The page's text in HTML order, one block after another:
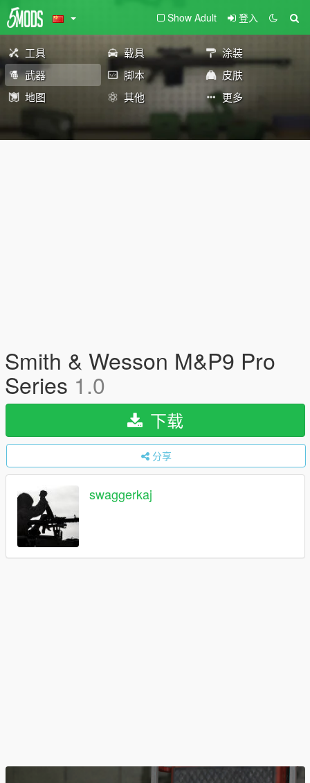
Show Adult 登入
工具 载具
涂装
武器
脚本
皮肤
地图
其他 更多
Smith & Wesson M&P9 Pro
Series 1.0
下载
分享
swaggerkaj